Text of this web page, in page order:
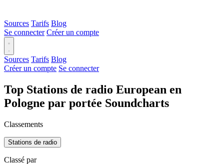
Sources Tarifs Blog
Se connecter Créer un compte
Sources Tarifs Blog
Créer un compte Se connecter
Top Stations de radio European en
Pologne par portée Soundcharts
Classements
Stations de radio
Classé par